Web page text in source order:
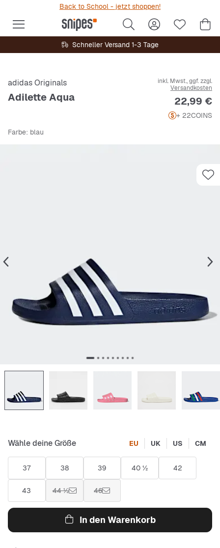
Back to School - jetzt shoppen!
Schneller Versand 1-3 Tage
adidas Originals
Adilette Aqua
inkl. Mwst., ggf. zzgl.
Versandkosten
Preis
22,99 €
+ 22COINS
Farbe: blau
Wähle deine Größe EU UK US CM
37 38 39 40 ½ 42
43 44 ½ 46
In den Warenkorb